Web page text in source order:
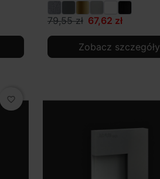
79,55 zł 67,62 zł
Zobacz szczegóły
favorite_border